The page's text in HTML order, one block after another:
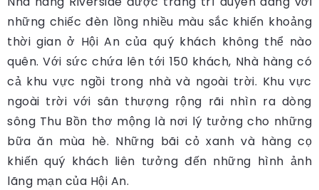
những chiếc đèn lồng nhiều màu sắc khiến khoảng
thời gian ở Hội An của quý khách không thể nào
quên. Với sức chứa lên tới 150 khách, Nhà hàng có
cả khu vực ngồi trong nhà và ngoài trời. Khu vực
ngoài trời với sân thượng rộng rãi nhìn ra dòng
sông Thu Bồn thơ mộng là nơi lý tưởng cho những
bữa ăn mùa hè. Những bãi cỏ xanh và hàng cọ
khiến quý khách liên tưởng đến những hình ảnh
lãng mạn của Hội An.